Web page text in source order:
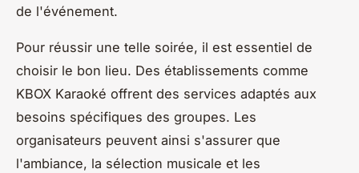
de l'événement.
Pour réussir une telle soirée, il est essentiel de
choisir le bon lieu. Des établissements comme
KBOX Karaoké offrent des services adaptés aux
besoins spécifiques des groupes. Les
organisateurs peuvent ainsi s'assurer que
l'ambiance, la sélection musicale et les